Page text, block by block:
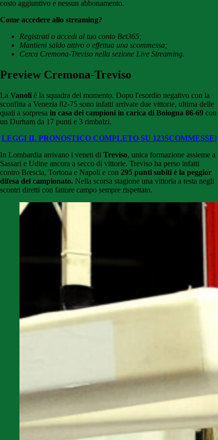
costo aggiuntivo e nessun abbonamento.
Come accedere allo streaming?
Registrati o accedi al tuo conto Bet365;
Mantieni saldo attivo o effettua una scommessa;
Cerca Cremona-Treviso nella sezione Live Streaming.
Preview Cremona-Treviso
La Vanoli è la squadra del momento. Dopo l'esordio negativo con la
sconfitta a Venezia 82-75 sono infatti arrivate due vittorie, ultima delle
quali a sorpresa in casa dei campioni in carica di Bologna 86-69 con
un Durham da 17 punti e 3 rimbalzi.
LEGGI IL PRONOSTICO COMPLETO SU 123SCOMMESSE!
In Lombardia arrivano i veneti di Treviso, unica formazione assieme a
Sassari e Udine ancora a secco di vittorie. Treviso ha perso infatti
contro Brescia, Tortona e Napoli e con 295 punti subiti è la peggior
difesa del campionato. Nella scorsa stagione una vittoria a testa negli
scontri diretti con fattore campo sempre rispettato.